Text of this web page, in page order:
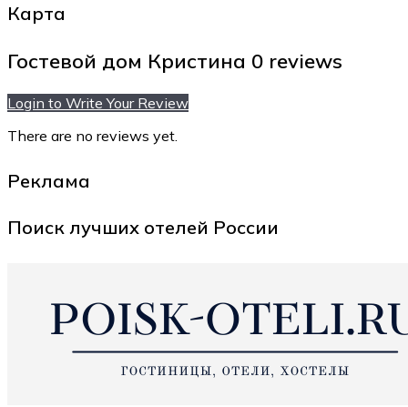
Карта
Гостевой дом Кристина 0 reviews
Login to Write Your Review
There are no reviews yet.
Реклама
Поиск лучших отелей России